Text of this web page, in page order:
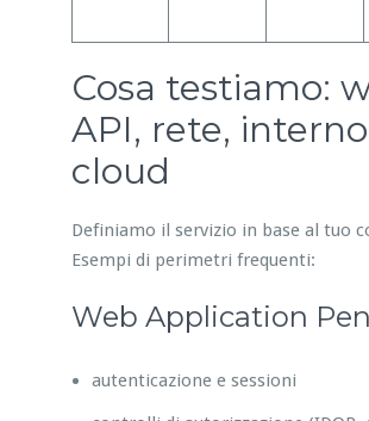
Cosa testiamo:
API, rete,
cloud
Definiamo il servizio in base al tuo
Esempi di perimetri frequenti:
Web Application
autenticazione e sessioni